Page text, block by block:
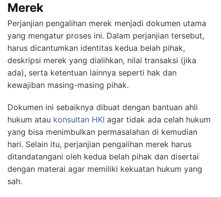
Merek
Perjanjian pengalihan merek menjadi dokumen utama
yang mengatur proses ini. Dalam perjanjian tersebut,
harus dicantumkan identitas kedua belah pihak,
deskripsi merek yang dialihkan, nilai transaksi (jika
ada), serta ketentuan lainnya seperti hak dan
kewajiban masing-masing pihak.
Dokumen ini sebaiknya dibuat dengan bantuan ahli
hukum atau konsultan HKI agar tidak ada celah hukum
yang bisa menimbulkan permasalahan di kemudian
hari. Selain itu, perjanjian pengalihan merek harus
ditandatangani oleh kedua belah pihak dan disertai
dengan materai agar memiliki kekuatan hukum yang
sah.